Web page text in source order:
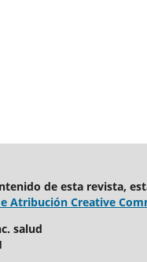
de esta revista,
Atribución Creative
salud